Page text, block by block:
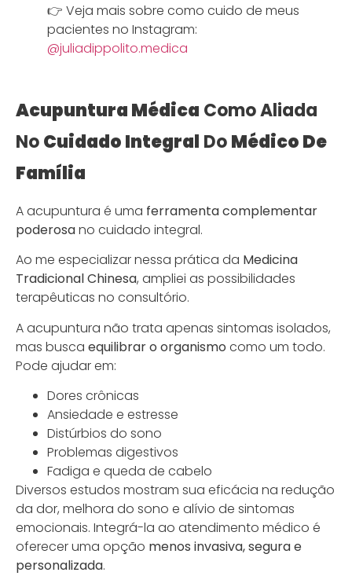
👉 Veja mais sobre como cuido de meus
pacientes no Instagram:
@juliadippolito.medica
Acupuntura Médica Como Aliada
NoCuidado Integral DoMédico De
Família
A acupuntura é uma ferramenta complementar
poderosano cuidado integral.
Ao me especializar nessa prática da Medicina
Tradicional Chinesa, ampliei as possibilidades
terapêuticas no consultório.
A acupuntura não trata apenas sintomas isolados,
mas busca equilibrar o organismo como um todo.
Pode ajudar em:
Dores crônicas
Ansiedade e estresse
Distúrbios do sono
Problemas digestivos
Fadiga e queda de cabelo
Diversos estudos mostram sua eficácia na redução
da dor, melhora do sono e alívio de sintomas
emocionais. Integrá-la ao atendimento médico é
oferecer uma opção menos invasiva, segura e
personalizada.